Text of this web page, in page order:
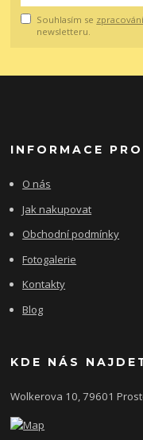
Souhlasím se
newsletteru.
INFORMACE
O nás
Jak nakupovat
Obchodní podmínky
Fotogalerie
Kontakty
Blog
KDE NÁS
Wolkerova 10, 79601